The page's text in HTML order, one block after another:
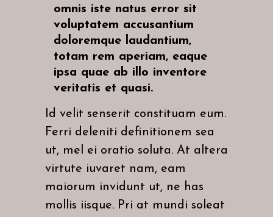
omnis iste natus error sit
voluptatem accusantium
doloremque laudantium,
totam rem aperiam, eaque
ipsa quae ab illo inventore
veritatis et quasi.
Id velit senserit constituam eum.
Ferri deleniti definitionem sea
ut, mel ei oratio soluta. At altera
virtute iuvaret nam, eam
maiorum invidunt ut, ne has
mollis iisque. Pri at mundi soleat